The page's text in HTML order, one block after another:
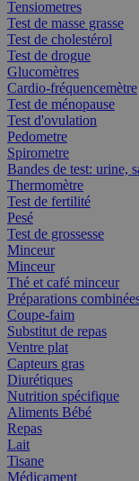
Tensiometres
Test de masse grasse
Test de cholestérol
Test de drogue
Glucomètres
Cardio-fréquencemètre
Test de ménopause
Test d'ovulation
Pedometre
Spirometre
Bandes de test: urine,
Thermomètre
Test de fertilité
Pesé
Test de grossesse
Minceur
Minceur
Thé et café minceur
Préparations
Coupe-faim
Substitut de repas
Ventre plat
Capteurs gras
Diurétiques
Nutrition spécifique
Aliments Bébé
Repas
Lait
Tisane
Médicament